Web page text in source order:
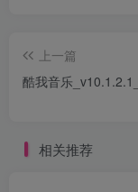
上一篇
酷我音乐
相关推荐